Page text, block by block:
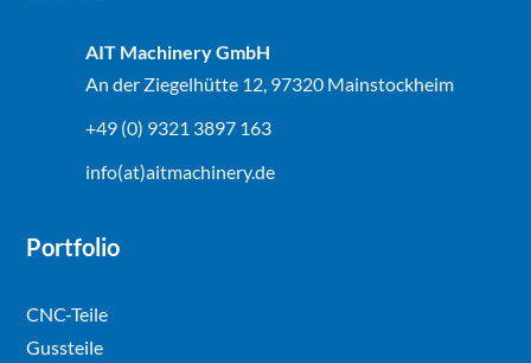
AIT Machinery GmbH
An der Ziegelhütte 12, 97320 Mainstockheim
+49 (0) 9321 3897 163
info(at)aitmachinery.de
Portfolio
CNC-Teile
Gussteile